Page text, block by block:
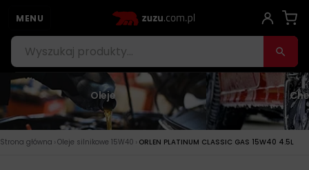
MENU
Oleje
Strona główna › Oleje silnikowe 15W40 › ORLEN PLATINUM CLASSIC GAS 15W40 4.5L